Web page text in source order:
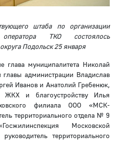
штаба по организации
ТКО состоялось
Подольск 25 января
глава муниципалитета Николай
главы администрации Владислав
Иванов и Анатолий Гребенюк,
ЖКХ и благоустройству Илья
филиала ООО «МСК-
территориального отдела № 9
Московской
территориального